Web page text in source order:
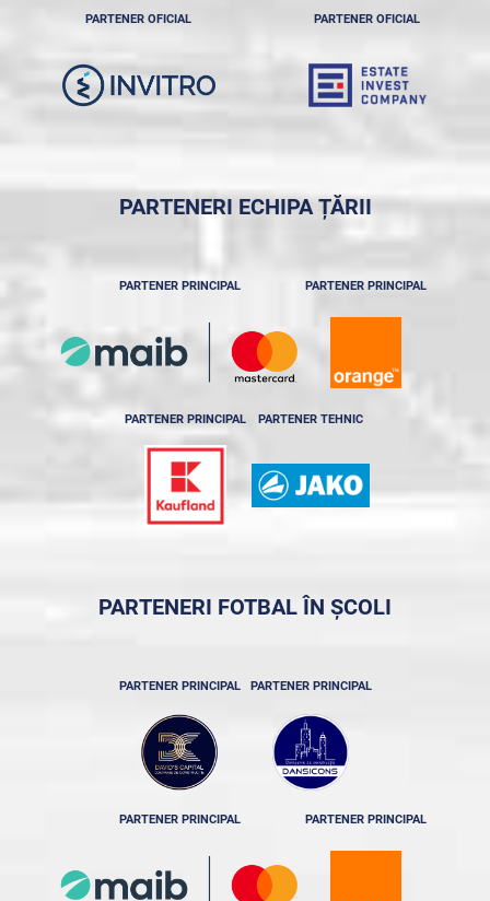
PARTENER OFICIAL PARTENER OFICIAL
PARTENERI ECHIPA ȚĂRII
PARTENER PRINCIPAL PARTENER PRINCIPAL
PARTENER PRINCIPAL PARTENER TEHNIC
PARTENERI FOTBAL ÎN ȘCOLI
PARTENER PRINCIPAL PARTENER PRINCIPAL
PARTENER PRINCIPAL PARTENER PRINCIPAL